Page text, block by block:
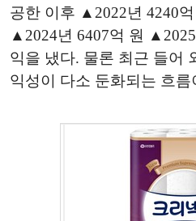
공한 이후 ▲2022년 4240
▲2024년 6407억 원 ▲2025
익을 냈다. 물론 최근 들어
익성이 다소 둔화되는 흐름